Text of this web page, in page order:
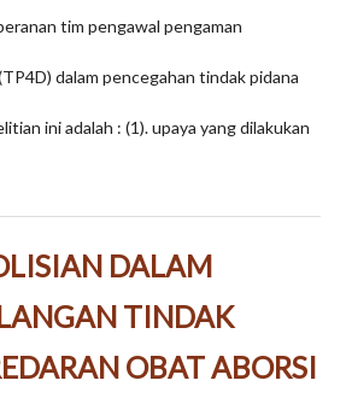
tim pengawal pengaman
dalam pencegahan tindak pidana
ini adalah : (1). upaya yang dilakukan
DALAM
TINDAK
OBAT ABORSI